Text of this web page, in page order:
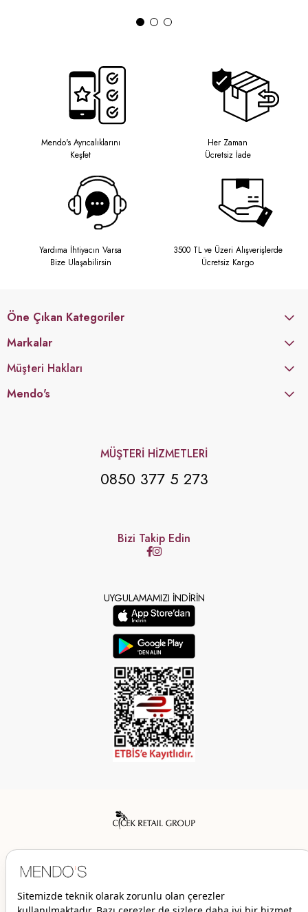
Mendo's Ayrıcalıklarını
Keşfet
Her Zaman
Ücretsiz İade
Yardıma İhtiyacın Varsa
Bize Ulaşabilirsin
3500 TL ve Üzeri Alışverişlerde
Ücretsiz Kargo
Öne Çıkan Kategoriler
Markalar
Müşteri Hakları
Mendo's
MÜŞTERİ HİZMETLERİ
0850 377 5 273
Bizi Takip Edin
UYGULAMAMIZI İNDİRİN
© 2026 Mendo’s | Her hakkı saklıdır.